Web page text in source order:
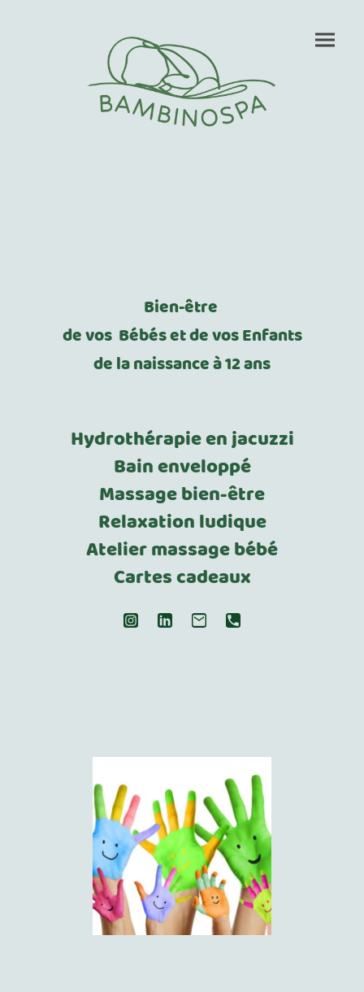
Bien-être
de vos Bébés et de vos Enfants
de la naissance à 12 ans
Hydrothérapie en jacuzzi
Bain enveloppé
Massage bien-être
Relaxation ludique
Atelier massage bébé
Cartes cadeaux